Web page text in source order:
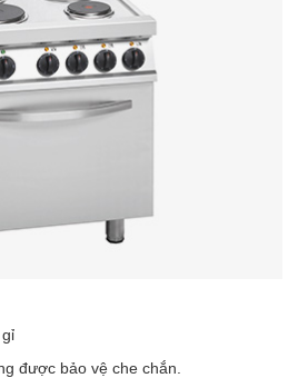
được bảo vệ che chắn.